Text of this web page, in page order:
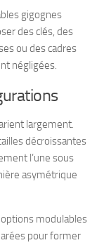
gigognes
des clés, des
ou des cadres
négligées.
largement.
décroissantes
l’une sous
asymétrique
modulables
pour former